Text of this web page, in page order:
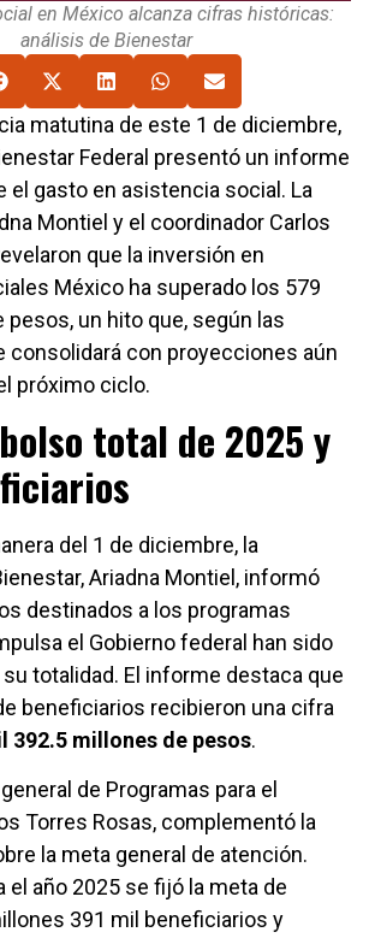
en México alcanza cifras históricas:
análisis de Bienestar
matutina de este 1 de diciembre,
Federal presentó un informe
el gasto en asistencia social. La
Montiel y el coordinador Carlos
que la inversión en
México ha superado los 579
pesos, un hito que, según las
consolidará con proyecciones aún
próximo ciclo.
total de 2025 y
del 1 de diciembre, la
Ariadna Montiel, informó
destinados a los programas
el Gobierno federal han sido
totalidad. El informe destaca que
beneficiarios recibieron una cifra
392.5 millones de pesos.
de Programas para el
Torres Rosas, complementó la
la meta general de atención.
el año 2025 se fijó la meta de
391 mil beneficiarios y